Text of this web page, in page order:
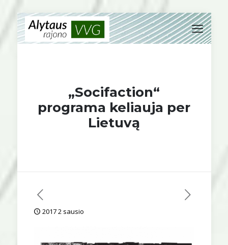
„Socifaction“
programa keliauja per
Lietuvą
2017 2 sausio